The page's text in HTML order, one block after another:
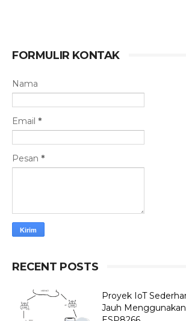
FORMULIR KONTAK
Nama
Email *
Pesan *
RECENT POSTS
Proyek IoT
Jauh